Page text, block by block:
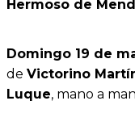
Hermoso de
Domingo 19 de
de Victorino
Luque, mano a